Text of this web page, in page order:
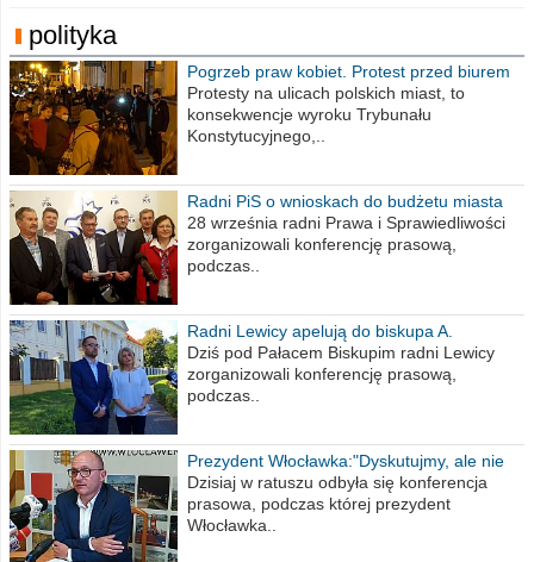
polityka
Pogrzeb praw kobiet. Protest przed biurem
poselskim PiS
Protesty na ulicach polskich miast, to
konsekwencje wyroku Trybunału
Konstytucyjnego,..
Radni PiS o wnioskach do budżetu miasta
na 2021 rok
28 września radni Prawa i Sprawiedliwości
zorganizowali konferencję prasową,
podczas..
Radni Lewicy apelują do biskupa A.
Wiesława Meringa
Dziś pod Pałacem Biskupim radni Lewicy
zorganizowali konferencję prasową,
podczas..
Prezydent Włocławka:"Dyskutujmy, ale nie
obrażajmy się”
Dzisiaj w ratuszu odbyła się konferencja
prasowa, podczas której prezydent
Włocławka..